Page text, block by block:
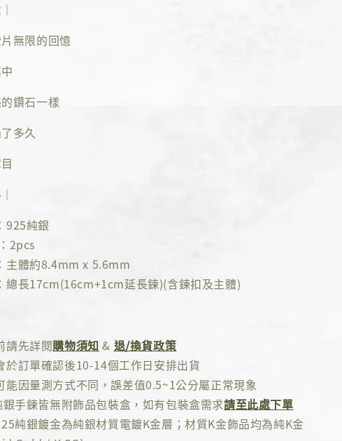
無限的回憶
鑽石一樣
多久
925純銀
2pcs
主體約8.4mm x 5.6mm
總長17cm(16cm+1cm延長鍊)(含鍊扣及主體)
請先詳閱購物須知 & 退/換貨政策
於訂單確認後10-14個工作日安排出貨
能因量測方式不同，誤差值0.5~1公分屬正常現象
手鍊皆無附飾品包裝盒，如有包裝盒需求請至此處下單
純銀鍍金為純銀材質電鍍K金層；材質K金飾品均為純K金